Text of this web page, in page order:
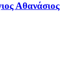
Αθανάσιος